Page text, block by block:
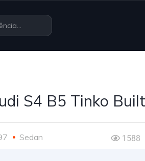
S4 B5 Tinko
Sedan 1588